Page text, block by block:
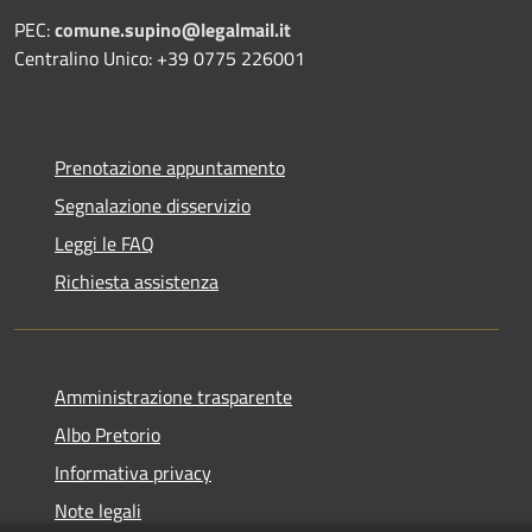
PEC:comune.supino@legalmail.it
Centralino Unico: +39 0775 226001
Prenotazione appuntamento
Segnalazione disservizio
Leggi le FAQ
Richiesta assistenza
Amministrazione trasparente
Albo Pretorio
Informativa privacy
Note legali